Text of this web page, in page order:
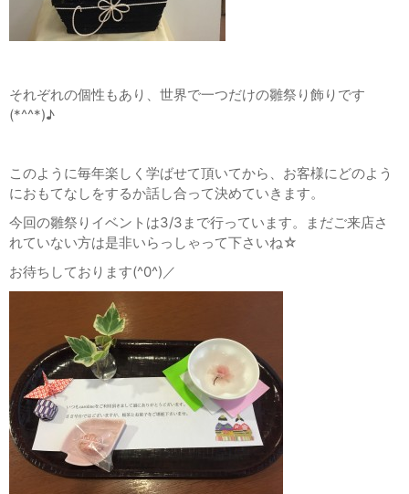
それぞれの個性もあり、世界で一つだけの雛祭り飾りです
(*^^*)♪
このように毎年楽しく学ばせて頂いてから、お客様にどのよう
におもてなしをするか話し合って決めていきます。
今回の雛祭りイベントは3/3まで行っています。まだご来店さ
れていない方は是非いらっしゃって下さいね☆
お待ちしております(^0^)／